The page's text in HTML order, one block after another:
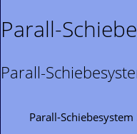
Parall-
Parall-
Parall-